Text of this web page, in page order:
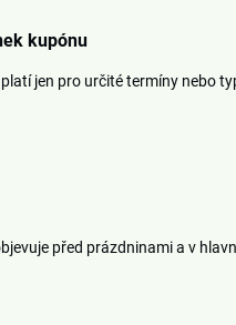
kupónu
jen pro určité termíny nebo
před prázdninami a v